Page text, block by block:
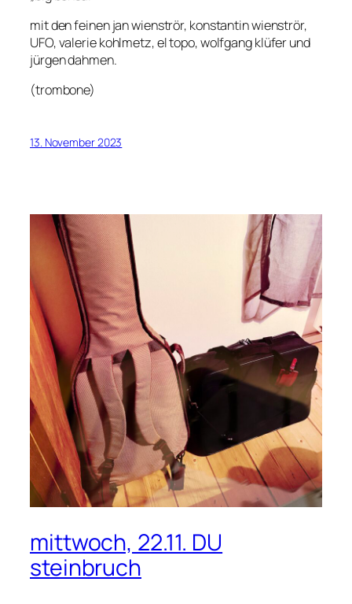
mit den feinen jan wienströr, konstantin wienströr,
UFO, valerie kohlmetz, el topo, wolfgang klüfer und
jürgen dahmen.
(trombone)
13. November 2023
mittwoch, 22.11. DU
steinbruch